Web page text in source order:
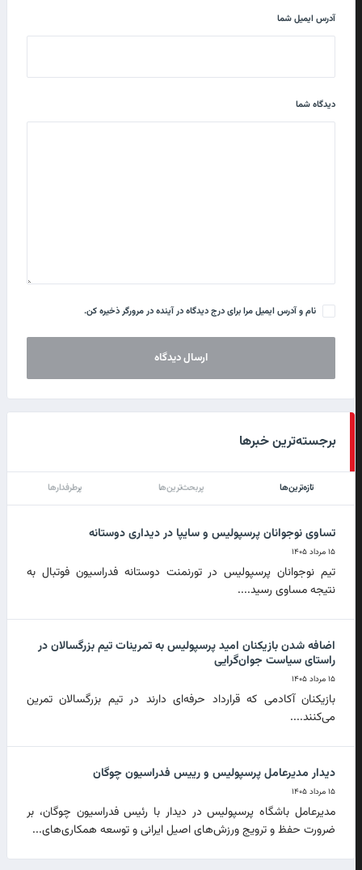
آدرس ایمیل شما
دیدگاه شما
نام و آدرس ایمیل مرا برای درج دیدگاه در آینده در مرورگر ذخیره کن.
برجسته‌ترین خبرها
تازه‌ترین‌ها پربحث‌ترین‌ها پرطرفدارها
تساوی نوجوانان پرسپولیس و سایپا در دیداری دوستانه
۱۵ مرداد ۱۴۰۵
تیم نوجوانان پرسپولیس در تورنمنت دوستانه فدراسیون فوتبال به
نتیجه مساوی رسید....
اضافه شدن بازیکنان امید پرسپولیس به تمرینات تیم بزرگسالان در
راستای سیاست جوان‌گرایی
۱۵ مرداد ۱۴۰۵
بازیکنان آکادمی که قرارداد حرفه‌ای دارند در تیم بزرگسالان تمرین
می‌کنند....
دیدار مدیرعامل پرسپولیس و رییس فدراسیون چوگان
۱۵ مرداد ۱۴۰۵
مدیرعامل باشگاه پرسپولیس در دیدار با رئیس فدراسیون چوگان، بر
ضرورت حفظ و ترویج ورزش‌های اصیل ایرانی و توسعه همکاری‌های...